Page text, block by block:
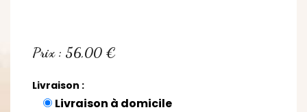
Prix : 56,00 €
Livraison :
Livraison à domicile